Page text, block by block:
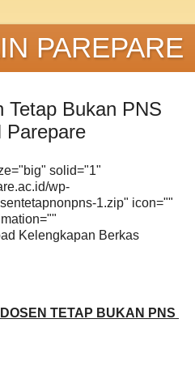
PAREPARE
Tetap Bukan PNS
Parepare
solid="1"
wp-
1.zip" icon=""
Kelengkapan Berkas
TETAP BUKAN PNS